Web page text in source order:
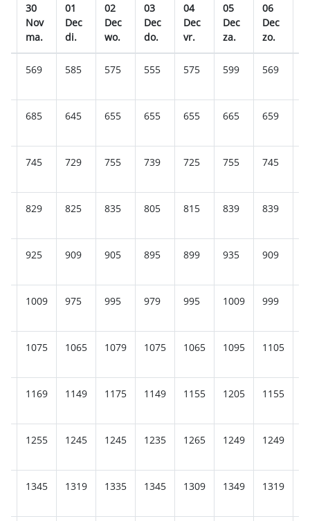
30
Nov
ma.
01
Dec
di.
02
Dec
wo.
03
Dec
do.
04
Dec
vr.
05
Dec
za.
06
Dec
zo.
569 585 575 555 575 599 569
685 645 655 655 655 665 659
745 729 755 739 725 755 745
829 825 835 805 815 839 839
925 909 905 895 899 935 909
1009 975 995 979 995 1009 999
1075 1065 1079 1075 1065 1095 1105
1169 1149 1175 1149 1155 1205 1155
1255 1245 1245 1235 1265 1249 1249
1345 1319 1335 1345 1309 1349 1319